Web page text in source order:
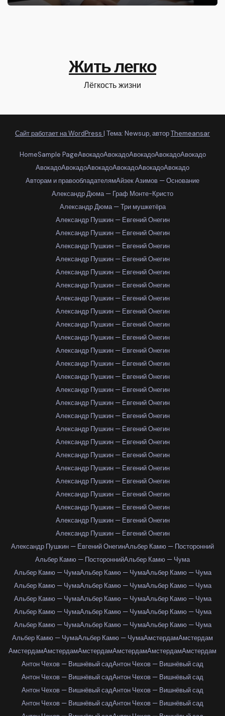
Жить легко
Лёгкость жизни
Сайт работает на WordPress | Тема: Newsup, авторThemeansar
HomeSample PageАвокадоАвокадоАвокадоАвокадоАвокадо
АвокадоАвокадоАвокадоАвокадоАвокадоАвокадо
Авторам и правообладателямАйзек Азимов — Основание
Александр Дюма — Граф Монте-Кристо
Александр Дюма — Три мушкетёра
Александр Пушкин — Евгений Онегин
Александр Пушкин — Евгений Онегин
Александр Пушкин — Евгений Онегин
Александр Пушкин — Евгений Онегин
Александр Пушкин — Евгений Онегин
Александр Пушкин — Евгений Онегин
Александр Пушкин — Евгений Онегин
Александр Пушкин — Евгений Онегин
Александр Пушкин — Евгений Онегин
Александр Пушкин — Евгений Онегин
Александр Пушкин — Евгений Онегин
Александр Пушкин — Евгений Онегин
Александр Пушкин — Евгений Онегин
Александр Пушкин — Евгений Онегин
Александр Пушкин — Евгений Онегин
Александр Пушкин — Евгений Онегин
Александр Пушкин — Евгений Онегин
Александр Пушкин — Евгений Онегин
Александр Пушкин — Евгений Онегин
Александр Пушкин — Евгений Онегин
Александр Пушкин — Евгений Онегин
Александр Пушкин — Евгений Онегин
Александр Пушкин — Евгений Онегин
Александр Пушкин — Евгений Онегин
Александр Пушкин — Евгений Онегин
Александр Пушкин — Евгений ОнегинАльбер Камю — Посторонний
Альбер Камю — ПостороннийАльбер Камю — Чума
Альбер Камю — ЧумаАльбер Камю — ЧумаАльбер Камю — Чума
Альбер Камю — ЧумаАльбер Камю — ЧумаАльбер Камю — Чума
Альбер Камю — ЧумаАльбер Камю — ЧумаАльбер Камю — Чума
Альбер Камю — ЧумаАльбер Камю — ЧумаАльбер Камю — Чума
Альбер Камю — ЧумаАльбер Камю — ЧумаАльбер Камю — Чума
Альбер Камю — ЧумаАльбер Камю — ЧумаАмстердамАмстердам
АмстердамАмстердамАмстердамАмстердамАмстердамАмстердам
Антон Чехов — Вишнёвый садАнтон Чехов — Вишнёвый сад
Антон Чехов — Вишнёвый садАнтон Чехов — Вишнёвый сад
Антон Чехов — Вишнёвый садАнтон Чехов — Вишнёвый сад
Антон Чехов — Вишнёвый садАнтон Чехов — Вишнёвый сад